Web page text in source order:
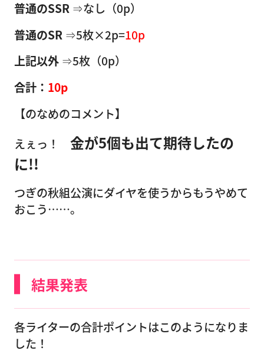
普通のSSR ⇒なし（0p）
普通のSR ⇒5枚×2p=10p
上記以外 ⇒5枚（0p）
合計： 10p
【のなめのコメント】
えぇっ！ 金が5個も出て期待したの
に!!
つぎの秋組公演にダイヤを使うからもうやめて
おこう……。
結果発表
各ライターの合計ポイントはこのようになりま
した！